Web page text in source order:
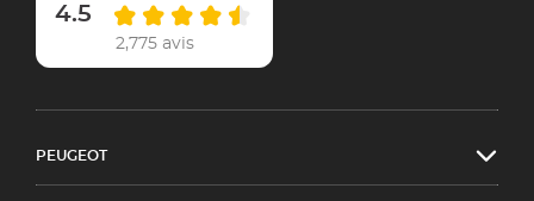
4.5
2,775 avis
PEUGEOT